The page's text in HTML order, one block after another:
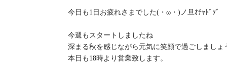
今日も1日お疲れさまでした(・ω・)ノ旦ｵﾁｬﾄﾞｿﾞ
今週もスタートしましたね️
深まる秋を感じながら元気に笑顔で過ごしましょ
本日も18時より営業致します。